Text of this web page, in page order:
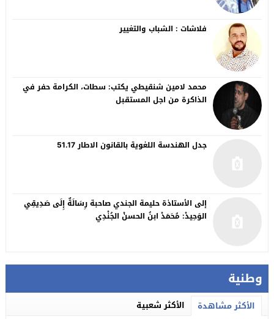
وطنية
الأكثر مشاهدة الأكثر شعبية
فلاشات : الشباب والتغيير
محمد لامين شنقيطي يكتب: سطات، الكرامة حفر في
الذاكرة من اجل المستقبل
جدل الهندسة اللغوية بالقانون الاطار 51.17
إلى الأستاذة حليمة الجندي صاحبة رِسَالَةٌ إِلَى صَدِيقِي
الوَحِيدْ: مُحَمَدْ ابنُ الحسنْ الجُنْدِي